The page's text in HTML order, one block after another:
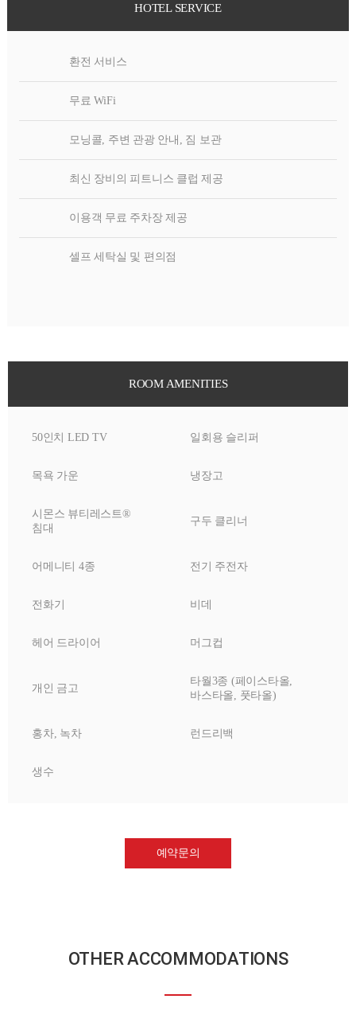
HOTEL SERVICE
환전 서비스
무료 WiFi
모닝콜, 주변 관광 안내, 짐 보관
최신 장비의 피트니스 클럽 제공
이용객 무료 주차장 제공
셀프 세탁실 및 편의점
ROOM AMENITIES
50인치 LED TV 일회용 슬리퍼
목욕 가운 냉장고
시몬스 뷰티레스트®
침대
구두 클리너
어메니티 4종 전기 주전자
전화기 비데
헤어 드라이어 머그컵
개인 금고
타월3종 (페이스타올,
바스타올, 풋타올)
홍차, 녹차 런드리백
생수
예약문의
OTHER ACCOMMODATIONS